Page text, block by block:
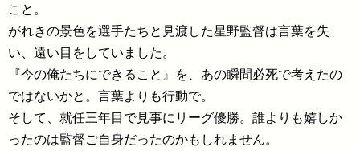
こと。
がれきの景色を選手たちと見渡した星野監督は言葉を失
い、遠い目をしていました。
『今の俺たちにできること』を、あの瞬間必死で考えたの
ではないかと。言葉よりも行動で。
そして、就任三年目で見事にリーグ優勝。誰よりも嬉しか
ったのは監督ご自身だったのかもしれません。